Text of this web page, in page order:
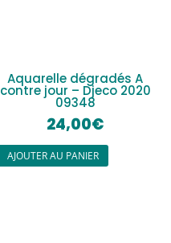
Aquarelle dégradés A
contre jour – Djeco 2020
09348
24,00€
AJOUTER AU PANIER